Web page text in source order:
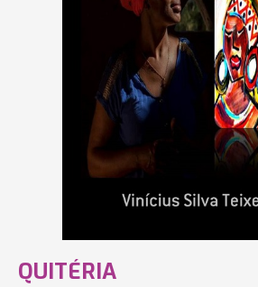
QUITÉRIA